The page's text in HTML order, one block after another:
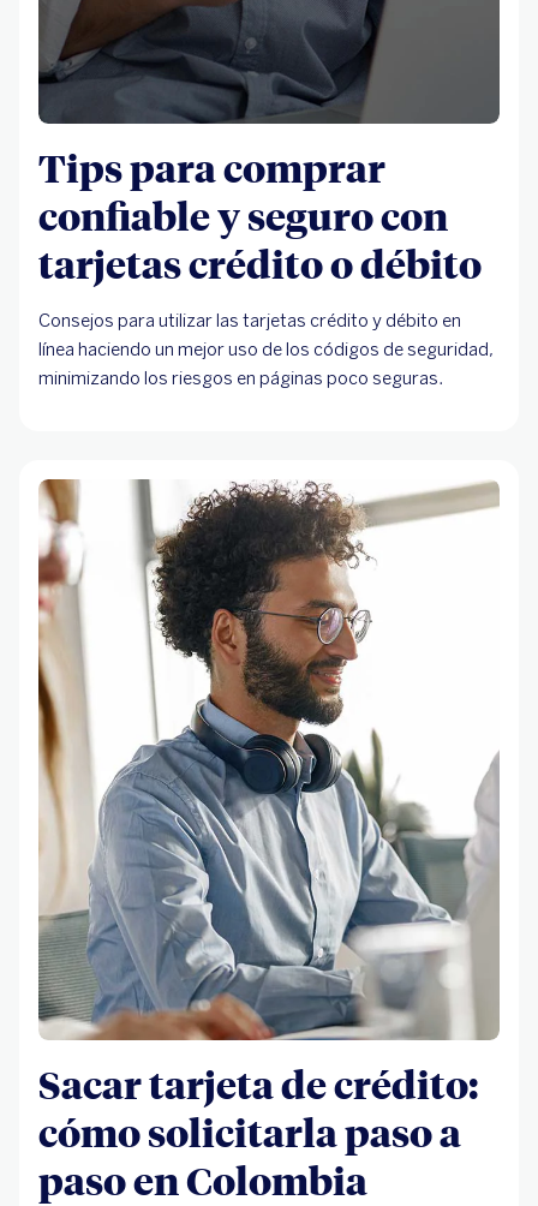
Tips para comprar
confiable y seguro con
tarjetas crédito o débito
Consejos para utilizar las tarjetas crédito y débito en
línea haciendo un mejor uso de los códigos de seguridad,
minimizando los riesgos en páginas poco seguras.
Sacar tarjeta de crédito:
cómo solicitarla paso a
paso en Colombia